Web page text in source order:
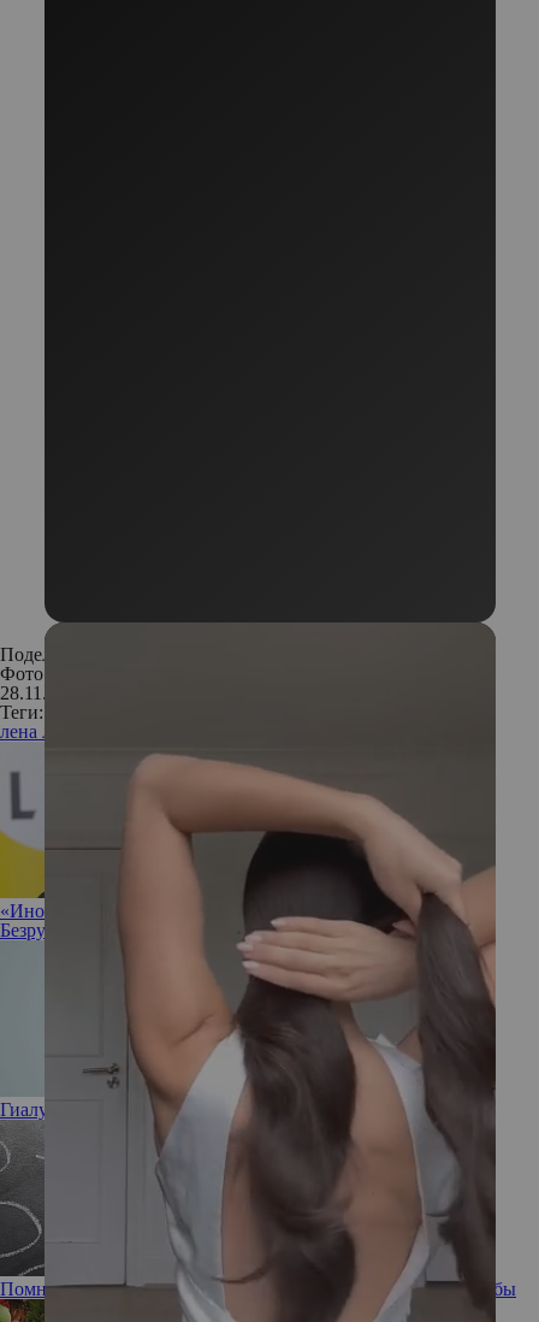
Поделиться:
Фото: Instagram
28.11.2019
Теги:
лена ленина
«Иногда полезно разрешить себе ничего не делать»: Ирина
Безрукова не против прокрастинации
Гиалуроновая кислота: полезна или вредна
Помнишь ли ты: забывчивость, ее причины и способы борьбы